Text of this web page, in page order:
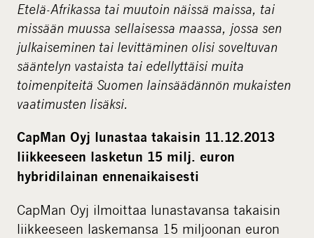
Etelä-Afrikassa tai muutoin näissä maissa, tai
missään muussa sellaisessa maassa, jossa sen
julkaiseminen tai levittäminen olisi soveltuvan
sääntelyn vastaista tai edellyttäisi muita
toimenpiteitä Suomen lainsäädännön mukaisten
vaatimusten lisäksi.
CapMan Oyj lunastaa takaisin 11.12.2013
liikkeeseen lasketun 15 milj. euron
hybridilainan ennenaikaisesti
CapMan Oyj ilmoittaa lunastavansa takaisin
liikkeeseen laskemansa 15 miljoonan euron